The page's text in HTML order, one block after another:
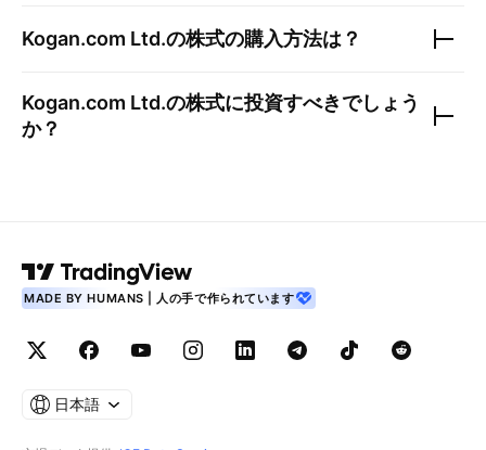
Kogan.com Ltd.の株式の購入方法は？
Kogan.com Ltd.の株式に投資すべきでしょう
か？
MADE BY HUMANS | 人の手で作られています
日本語